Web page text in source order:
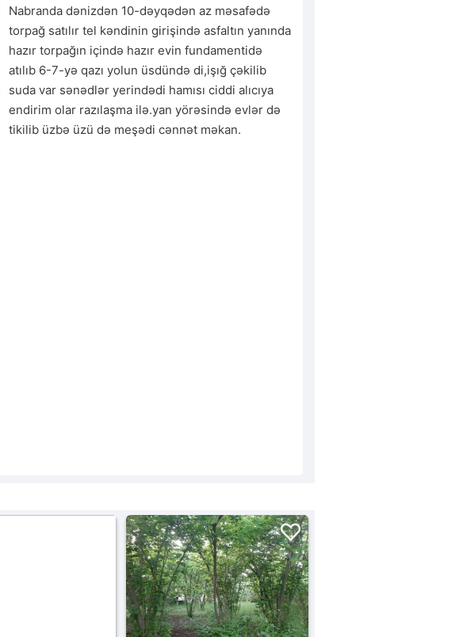
Nabranda dənizdən 10-dəyqədən az məsafədə
torpağ satılır tel kəndinin girişində asfaltın yanında
hazır torpağın içində hazır evin fundamentidə
atılıb 6-7-yə qazı yolun üsdündə di,işığ çəkilib
suda var sənədlər yerindədi hamısı ciddi alıcıya
endirim olar razılaşma ilə.yan yörəsində evlər də
tikilib üzbə üzü də meşədi cənnət məkan.